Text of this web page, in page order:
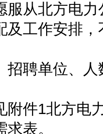
北方电力
及工作安排
聘单位、人
1北方电力
表。